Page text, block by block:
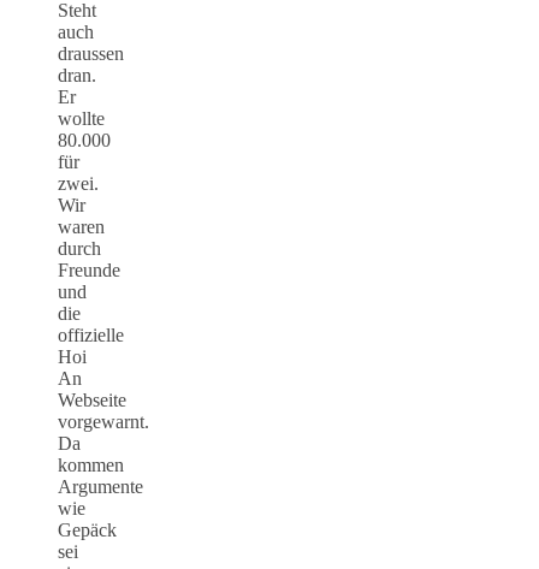
Steht
auch
draussen
dran.
Er
wollte
80.000
für
zwei.
Wir
waren
durch
Freunde
und
die
offizielle
Hoi
An
Webseite
vorgewarnt.
Da
kommen
Argumente
wie
Gepäck
sei